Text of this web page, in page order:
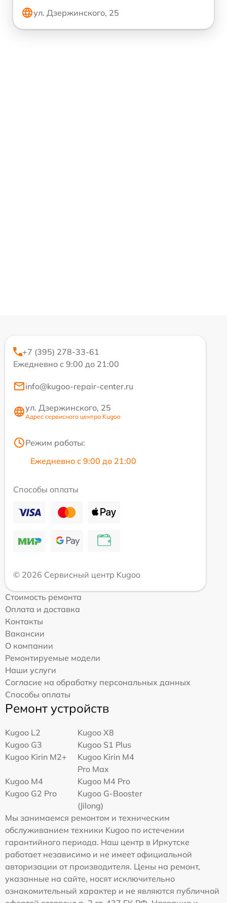
ул. Дзержинского, 25
+7 (395) 278-33-61
Ежедневно с 9:00 до 21:00
info@kugoo-repair-center.ru
ул. Дзержинского, 25
Адрес сервисного центра Kugoo
Режим работы:
Ежедневно с 9:00 до 21:00
Способы оплаты
© 2026 Сервисный центр Kugoo
Стоимость ремонта
Оплата и доставка
Контакты
Вакансии
О компании
Ремонтируемые модели
Наши услуги
Согласие на обработку персональных данных
Способы оплаты
Ремонт устройств
Kugoo L2
Kugoo X8
Kugoo G3
Kugoo S1 Plus
Kugoo Kirin M2+
Kugoo Kirin M4
Pro Max
Kugoo M4
Kugoo M4 Pro
Kugoo G2 Pro
Kugoo G-Booster
(Jilong)
Мы занимаемся ремонтом и техническим
обслуживанием техники Kugoo по истечении
гарантийного периода. Наш центр в Иркутске
работает независимо и не имеет официальной
авторизации от производителя. Цены на ремонт,
указанные на сайте, носят исключительно
ознакомительный характер и не являются публичной